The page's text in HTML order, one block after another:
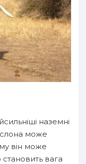
наземні
може
він може
вага